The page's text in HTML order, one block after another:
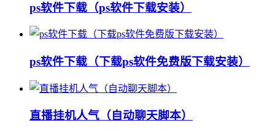
ps软件下载（ps软件下载安装）
ps软件下载（下载ps软件免费版下载安装）
直播挂机人气（自动聊天脚本）